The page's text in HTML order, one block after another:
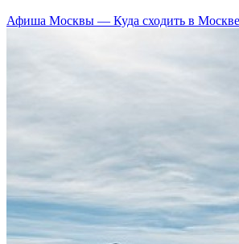
Афиша Москвы — Куда сходить в Москве